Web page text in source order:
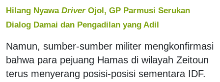
Hilang NyawaDriverOjol, GP Parmusi Serukan
Dialog Damai dan Pengadilan yang Adil
Namun, sumber-sumber militer mengkonfirmasi
bahwa para pejuang Hamas di wilayah Zeitoun
terus menyerang posisi-posisi sementara IDF.